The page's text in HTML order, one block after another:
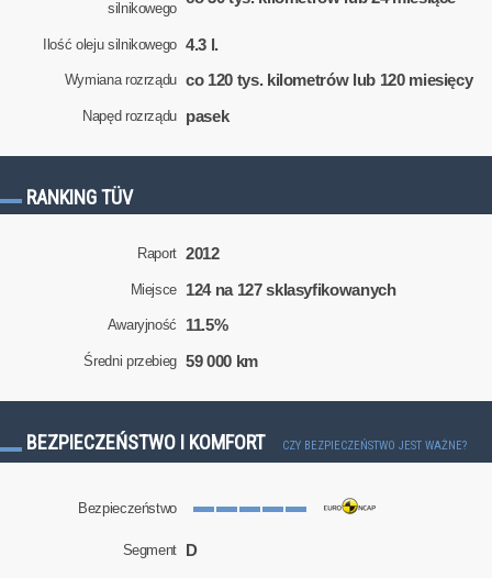
silnikowego
Ilość oleju silnikowego 4.3 l.
Wymiana rozrządu co 120 tys. kilometrów lub 120 miesięcy
Napęd rozrządu pasek
RANKING TÜV
Raport 2012
Miejsce 124 na 127 sklasyfikowanych
Awaryjność 11.5%
Średni przebieg 59 000 km
BEZPIECZEŃSTWO I KOMFORT CZY BEZPIECZEŃSTWO JEST WAŻNE?
Bezpieczeństwo
Segment D